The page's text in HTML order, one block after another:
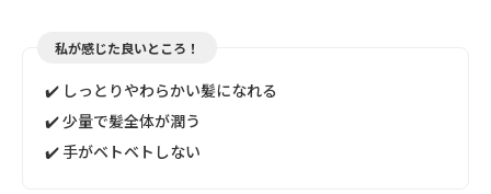
私が感じた良いところ！
✔️ しっとりやわらかい髪になれる
✔️ 少量で髪全体が潤う
✔️ 手がベトベトしない